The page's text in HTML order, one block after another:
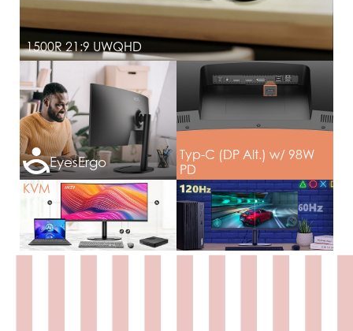
1500R 21:9 UWQHD
EyesErgo
Typ-C (DP Alt.) w/ 98W
PD
KVM